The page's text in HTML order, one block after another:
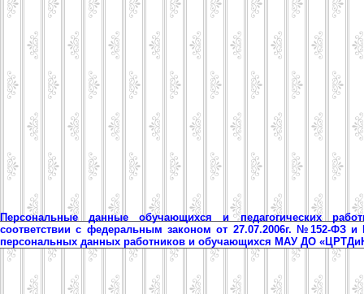
Персональные данные обучающихся и педагогических
соответствии с федеральным законом от 27.07.2006г. №152-ФЗ
персональных данных работников и обучающихся МАУ ДО